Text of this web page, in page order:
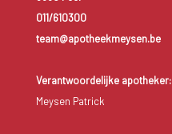
011/610300
team@apotheekmeysen.be
Verantwoordelijke apotheker:
Meysen Patrick